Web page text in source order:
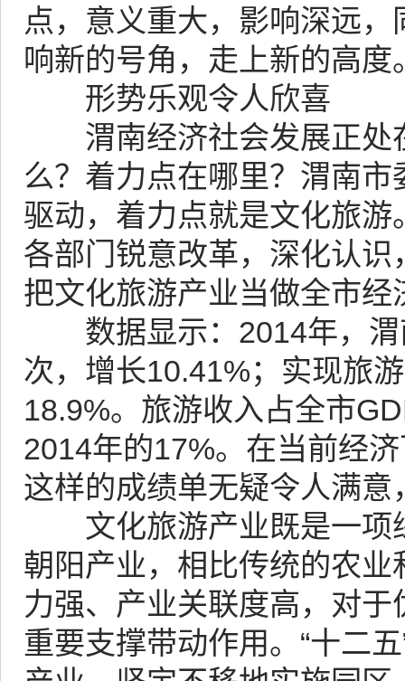
点，意义重大，影响深远
响新的号角，走上新的高度
形势乐观令人欣喜
渭南经济社会发展正处
么？着力点在哪里？渭南
驱动，着力点就是文化旅
各部门锐意改革，深化认
把文化旅游产业当做全市
数据显示：2014年，渭
次，增长10.41%；实现旅
18.9%。旅游收入占全市
2014年的17%。在当前经
这样的成绩单无疑令人满意
文化旅游产业既是一项
朝阳产业，相比传统的农
力强、产业关联度高，对
重要支撑带动作用。“十二